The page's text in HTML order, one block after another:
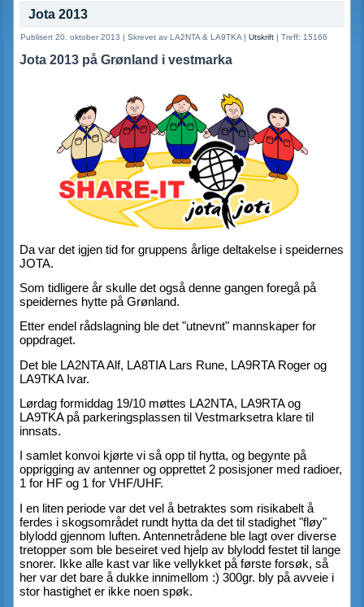
Jota 2013
Publisert 20. oktober 2013 |Skrevet av LA2NTA & LA9TKA |Utskrift |Treff: 15166
Jota 2013 på Grønland i vestmarka
Da var det igjen tid for gruppens årlige deltakelse i speidernes
JOTA.
Som tidligere år skulle det også denne gangen foregå på
speidernes hytte på Grønland.
Etter endel rådslagning ble det "utnevnt" mannskaper for
oppdraget.
Det ble LA2NTA Alf, LA8TIA Lars Rune, LA9RTA Roger og
LA9TKA Ivar.
Lørdag formiddag 19/10 møttes LA2NTA, LA9RTA og
LA9TKA på parkeringsplassen til Vestmarksetra klare til
innsats.
I samlet konvoi kjørte vi så opp til hytta, og begynte på
opprigging av antenner og opprettet 2 posisjoner med radioer,
1 for HF og 1 for VHF/UHF.
I en liten periode var det vel å betraktes som risikabelt å
ferdes i skogsområdet rundt hytta da det til stadighet "fløy"
blylodd gjennom luften. Antennetrådene ble lagt over diverse
tretopper som ble beseiret ved hjelp av blylodd festet til lange
snorer. Ikke alle kast var like vellykket på første forsøk, så
her var det bare å dukke innimellom :) 300gr. bly på avveie i
stor hastighet er ikke noen spøk.